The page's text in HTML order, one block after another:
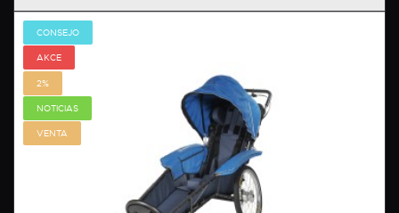
CONSEJO
AKCE
2%
NOTICIAS
VENTA